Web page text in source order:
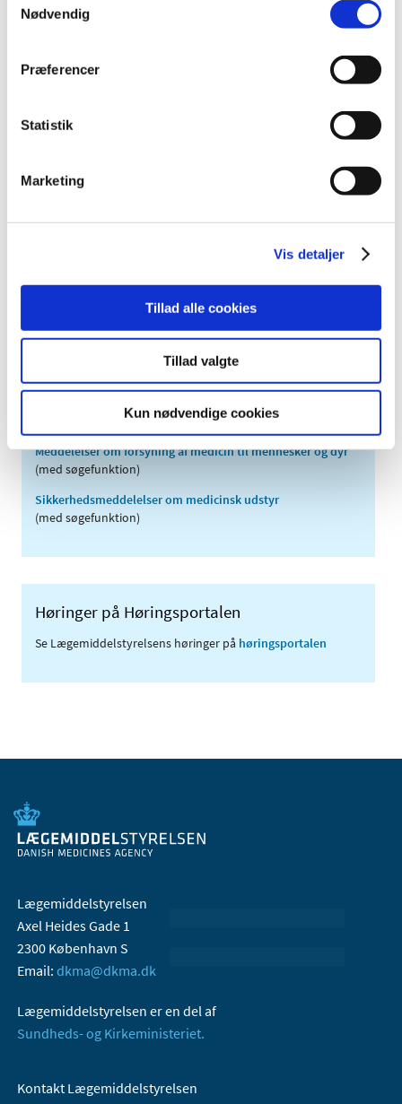
Nødvendig
Præferencer
Statistik
Marketing
Vis detaljer
Tillad alle cookies
Tillad valgte
Kun nødvendige cookies
2019 (159)
2017 (167)
2014 (44)
2012 (44)
2008 (8)
2006 (9)
Meddelelser om forsyning af medicin til mennesker og dyr
(med søgefunktion)
Sikkerhedsmeddelelser om medicinsk udstyr
(med søgefunktion)
Høringer på Høringsportalen
Se Lægemiddelstyrelsens høringer på høringsportalen
Lægemiddelstyrelsen
Axel Heides Gade 1
2300 København S
Email: dkma@dkma.dk
Lægemiddelstyrelsen er en del af
Sundheds- og Kirkeministeriet.
Kontakt Lægemiddelstyrelsen